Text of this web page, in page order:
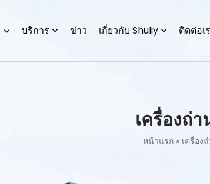
บริการ ข่าว เกี่ยวกับ Shuliy ติดต่อเ
เครื่องถ่
หน้าแรก» เครื่อง